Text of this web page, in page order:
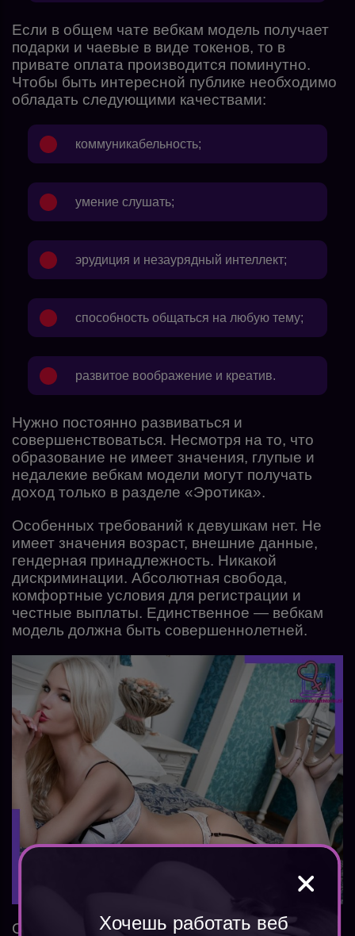
Если в общем чате вебкам модель получает
подарки и чаевые в виде токенов, то в
привате оплата производится поминутно.
Чтобы быть интересной публике необходимо
обладать следующими качествами:
коммуникабельность;
умение слушать;
эрудиция и незаурядный интеллект;
способность общаться на любую тему;
развитое воображение и креатив.
Нужно постоянно развиваться и
совершенствоваться. Несмотря на то, что
образование не имеет значения, глупые и
недалекие вебкам модели могут получать
доход только в разделе «Эротика».
Особенных требований к девушкам нет. Не
имеет значения возраст, внешние данные,
гендерная принадлежность. Никакой
дискриминации. Абсолютная свобода,
комфортные условия для регистрации и
честные выплаты. Единственное — вебкам
модель должна быть совершеннолетней.
Сколько получают модели — можно сделать
Хочешь работать веб